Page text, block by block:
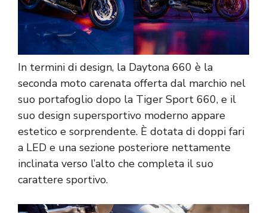
In termini di design, la Daytona 660 è la
seconda moto carenata offerta dal marchio nel
suo portafoglio dopo la Tiger Sport 660, e il
suo design supersportivo moderno appare
estetico e sorprendente. È dotata di doppi fari
a LED e una sezione posteriore nettamente
inclinata verso l’alto che completa il suo
carattere sportivo.